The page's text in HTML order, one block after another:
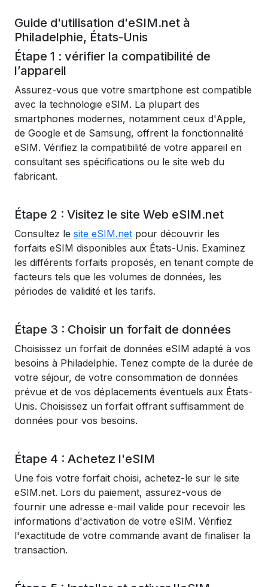
Guide d'utilisation d'eSIM.net à
Philadelphie, États-Unis
Étape 1 : vérifier la compatibilité de
l’appareil
Assurez-vous que votre smartphone est compatible
avec la technologie eSIM. La plupart des
smartphones modernes, notamment ceux d'Apple,
de Google et de Samsung, offrent la fonctionnalité
eSIM. Vérifiez la compatibilité de votre appareil en
consultant ses spécifications ou le site web du
fabricant.
Étape 2 : Visitez le site Web eSIM.net
Consultez le site eSIM.net pour découvrir les
forfaits eSIM disponibles aux États-Unis. Examinez
les différents forfaits proposés, en tenant compte de
facteurs tels que les volumes de données, les
périodes de validité et les tarifs.
Étape 3 : Choisir un forfait de données
Choisissez un forfait de données eSIM adapté à vos
besoins à Philadelphie. Tenez compte de la durée de
votre séjour, de votre consommation de données
prévue et de vos déplacements éventuels aux États-
Unis. Choisissez un forfait offrant suffisamment de
données pour vos besoins.
Étape 4 : Achetez l'eSIM
Une fois votre forfait choisi, achetez-le sur le site
eSIM.net. Lors du paiement, assurez-vous de
fournir une adresse e-mail valide pour recevoir les
informations d'activation de votre eSIM. Vérifiez
l'exactitude de votre commande avant de finaliser la
transaction.